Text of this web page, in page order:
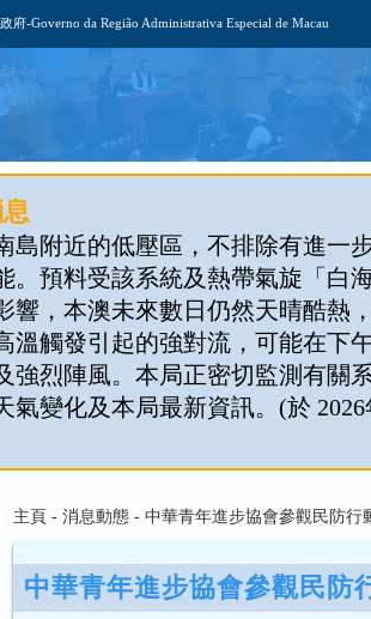
府-Governo da Região Administrativa Especial de Macau
島附近的低壓區，不排除有進一
。預料受該系統及熱帶氣旋「白
響，本澳未來數日仍然天晴酷熱
溫觸發引起的強對流，可能在下
強烈陣風。本局正密切監測有關
氣變化及本局最新資訊。(於 2026
主頁 - 消息動態 - 中華青年進步協會參觀民防行
中華青年進步協會參觀民防